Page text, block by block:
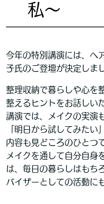
私～
今年の特別講演には、ヘ
子氏のご登壇が決定しま
整理収納で暮らしや心を
整えるヒントをお話しい
講演では、メイクの実演
「明日から試してみた
内容も見どころのひとつ
メイクを通して自分自身
は、毎日の暮らしはもち
バイザーとしての活動に